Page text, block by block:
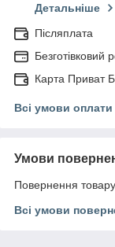
Детальніше
Післяплата
Карта Приват
Всі умови оплати
Умови
Повернення
Всі умови